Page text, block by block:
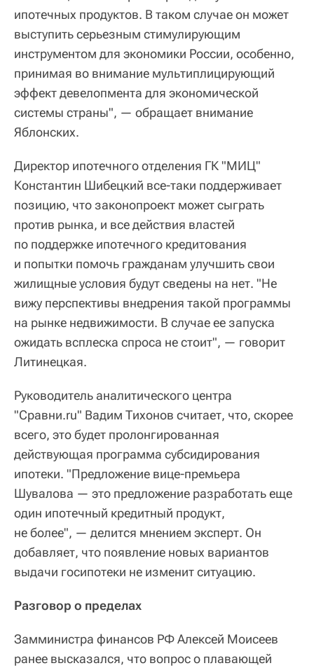
ипотечных продуктов. В таком случае он может
выступить серьезным стимулирующим
инструментом для экономики России, особенно,
принимая во внимание мультиплицирующий
эффект девелопмента для экономической
системы страны", — обращает внимание
Яблонских.
Директор ипотечного отделения ГК "МИЦ"
Константин Шибецкий все-таки поддерживает
позицию, что законопроект может сыграть
против рынка, и все действия властей
по поддержке ипотечного кредитования
и попытки помочь гражданам улучшить свои
жилищные условия будут сведены на нет. "Не
вижу перспективы внедрения такой программы
на рынке недвижимости. В случае ее запуска
ожидать всплеска спроса не стоит", — говорит
Литинецкая.
Руководитель аналитического центра
"Сравни.ru" Вадим Тихонов считает, что, скорее
всего, это будет пролонгированная
действующая программа субсидирования
ипотеки. "Предложение вице-премьера
Шувалова — это предложение разработать еще
один ипотечный кредитный продукт,
не более", — делится мнением эксперт. Он
добавляет, что появление новых вариантов
выдачи госипотеки не изменит ситуацию.
Разговор о пределах
Замминистра финансов РФ Алексей Моисеев
ранее высказался, что вопрос о плавающей